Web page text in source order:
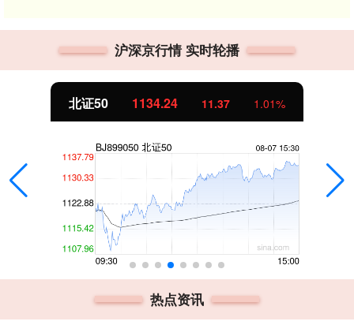
沪深京行情 实时轮播
北证50 1134.24 11.37 1.01%
热点资讯